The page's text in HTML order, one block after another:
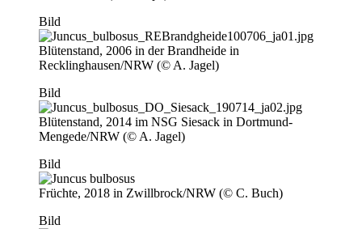
Bild
Blütenstand, 2006 in der Brandheide in
Recklinghausen/NRW (© A. Jagel)
Bild
Blütenstand, 2014 im NSG Siesack in Dortmund-
Mengede/NRW (© A. Jagel)
Bild
Früchte, 2018 in Zwillbrock/NRW (© C. Buch)
Bild